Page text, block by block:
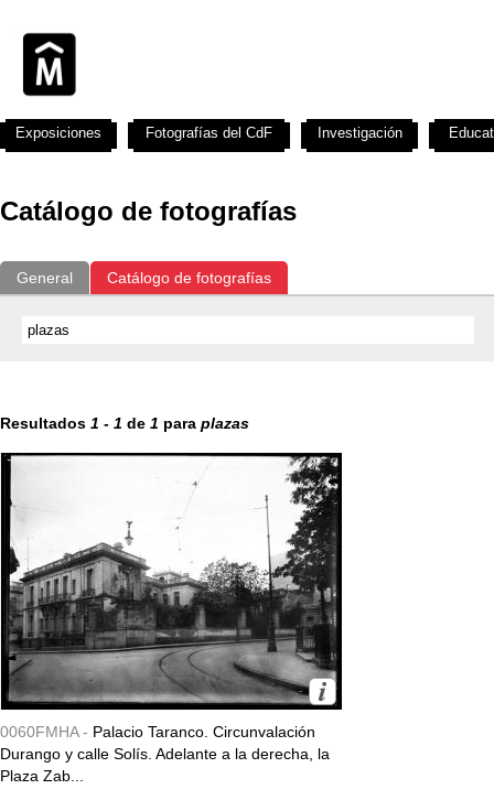
Catálogo de fotografías
General Catálogo de fotografías
Resultados 1 - 1 de 1 para plazas
0060FMHA - Palacio Taranco. Circunvalación
Durango y calle Solís. Adelante a la derecha, la
Plaza Zab...
Exposiciones Fotografías del CdF Investigación